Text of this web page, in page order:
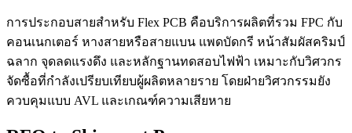
การประกอบสายสำหรับ Flex PCB คือบริการผลิตที่รวม FPC กับ
คอนเนกเตอร์ หางสายหรือสายแบน แพดบัดกรี หน้าสัมผัสคริมป์
ฉลาก จุดลดแรงดึง และหลักฐานทดสอบไฟฟ้า เหมาะกับวิศวกร
จัดซื้อที่กำลังเปรียบเทียบผู้ผลิตหลายราย โดยฝ่ายวิศวกรรมยัง
ควบคุมแบบ AVL และเกณฑ์ความเสียหาย